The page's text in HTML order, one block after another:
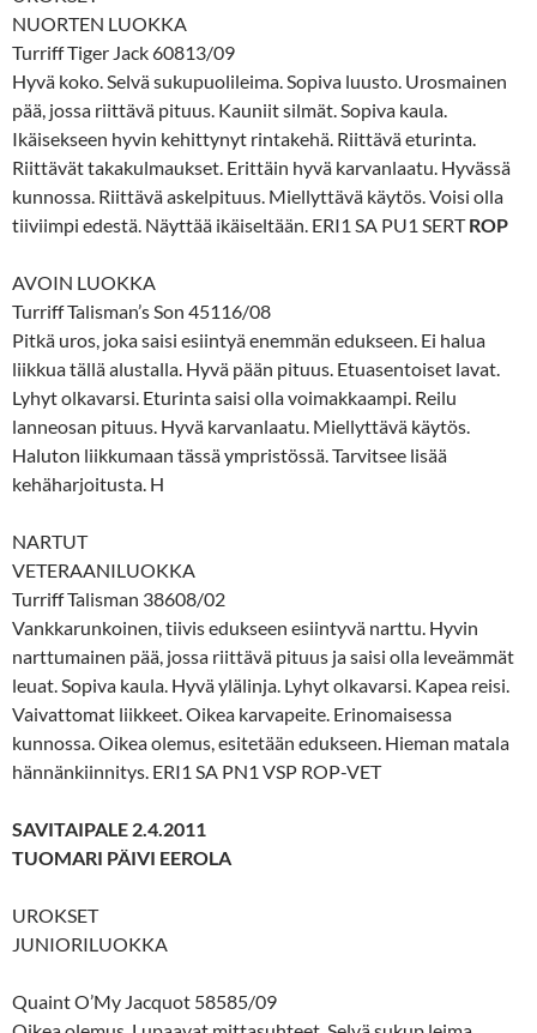
NUORTEN LUOKKA
Turriff Tiger Jack 60813/09
Hyvä koko. Selvä sukupuolileima. Sopiva luusto. Urosmainen
pää, jossa riittävä pituus. Kauniit silmät. Sopiva kaula.
Ikäisekseen hyvin kehittynyt rintakehä. Riittävä eturinta.
Riittävät takakulmaukset. Erittäin hyvä karvanlaatu. Hyvässä
kunnossa. Riittävä askelpituus. Miellyttävä käytös. Voisi olla
tiiviimpi edestä. Näyttää ikäiseltään. ERI1 SA PU1 SERTROP
AVOIN LUOKKA
Turriff Talisman’s Son 45116/08
Pitkä uros, joka saisi esiintyä enemmän edukseen. Ei halua
liikkua tällä alustalla. Hyvä pään pituus. Etuasentoiset lavat.
Lyhyt olkavarsi. Eturinta saisi olla voimakkaampi. Reilu
lanneosan pituus. Hyvä karvanlaatu. Miellyttävä käytös.
Haluton liikkumaan tässä ympristössä. Tarvitsee lisää
kehäharjoitusta. H
NARTUT
VETERAANILUOKKA
Turriff Talisman 38608/02
Vankkarunkoinen, tiivis edukseen esiintyvä narttu. Hyvin
narttumainen pää, jossa riittävä pituus ja saisi olla leveämmät
leuat. Sopiva kaula. Hyvä ylälinja. Lyhyt olkavarsi. Kapea reisi.
Vaivattomat liikkeet. Oikea karvapeite. Erinomaisessa
kunnossa. Oikea olemus, esitetään edukseen. Hieman matala
hännänkiinnitys. ERI1 SA PN1 VSP ROP-VET
SAVITAIPALE 2.4.2011
TUOMARI PÄIVI EEROLA
UROKSET
JUNIORILUOKKA
Quaint O’My Jacquot 58585/09